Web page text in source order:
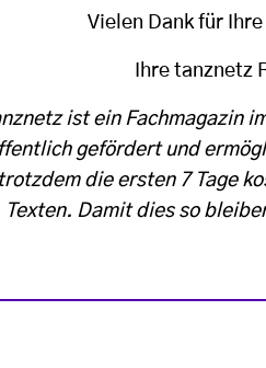
Vielen Dank für
Ihre tanznetz
ist ein Fachmagazin
gefördert und
die ersten 7 Tage
Texten. Damit dies so